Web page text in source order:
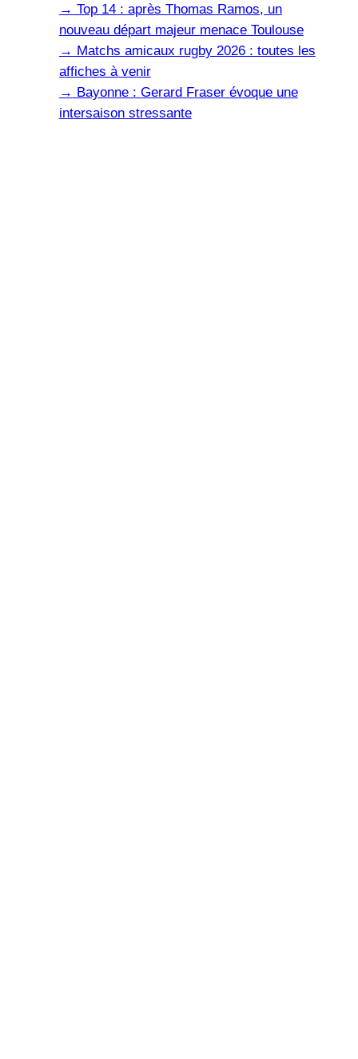
→ Top 14 : après Thomas Ramos, un
nouveau départ majeur menace Toulouse
→ Matchs amicaux rugby 2026 : toutes les
affiches à venir
→ Bayonne : Gerard Fraser évoque une
intersaison stressante